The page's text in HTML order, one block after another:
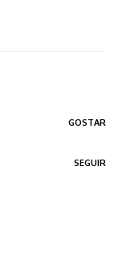
GOSTAR
SEGUIR